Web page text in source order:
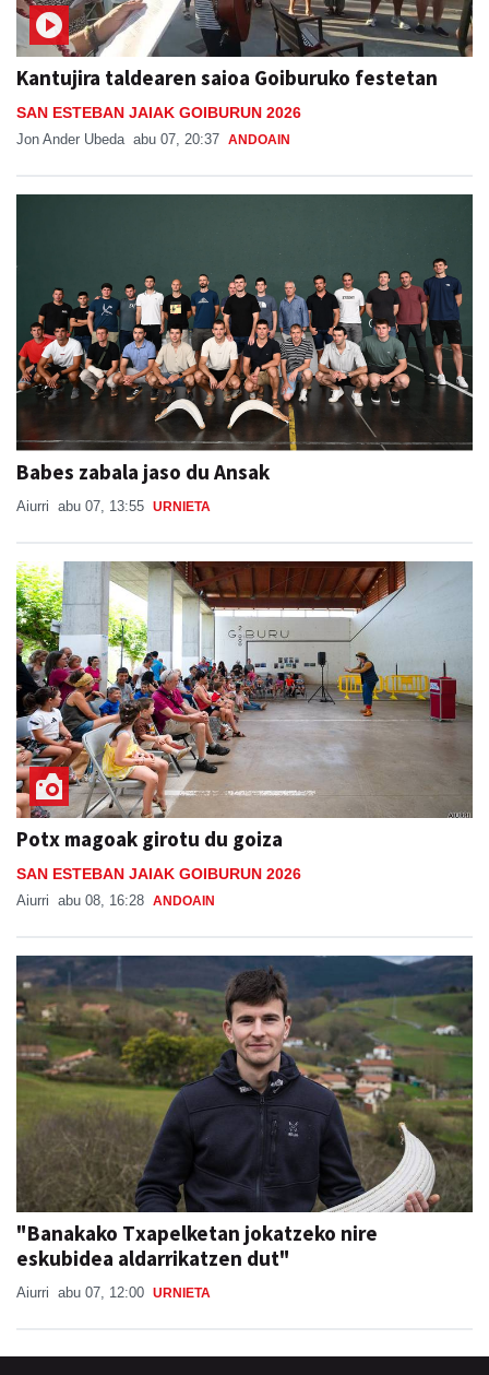
Kantujira taldearen saioa Goiburuko festetan
SAN ESTEBAN JAIAK GOIBURUN 2026
Jon Ander Ubeda abu 07, 20:37 ANDOAIN
Babes zabala jaso du Ansak
Aiurri abu 07, 13:55 URNIETA
Potx magoak girotu du goiza
SAN ESTEBAN JAIAK GOIBURUN 2026
Aiurri abu 08, 16:28 ANDOAIN
"Banakako Txapelketan jokatzeko nire
eskubidea aldarrikatzen dut"
Aiurri abu 07, 12:00 URNIETA